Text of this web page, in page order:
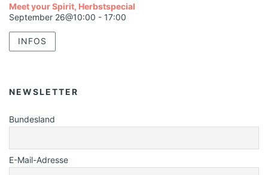
Meet your Spirit, Herbstspecial
September 26@10:00 - 17:00
INFOS
NEWSLETTER
Bundesland
E-Mail-Adresse